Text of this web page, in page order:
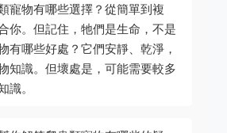
寵物有哪些選擇？從簡單到複
你。但記住，牠們是生命，不是
有哪些好處？它們安靜、乾淨，
知識。但壞處是，可能需要較多
識。